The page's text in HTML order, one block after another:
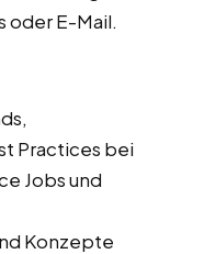
oder E-Mail.
Practices bei
Jobs und
Konzepte